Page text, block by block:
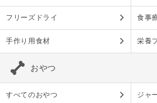
フリーズドライ 食事
手作り用食材 栄養
おやつ
すべてのおやつ ジャ